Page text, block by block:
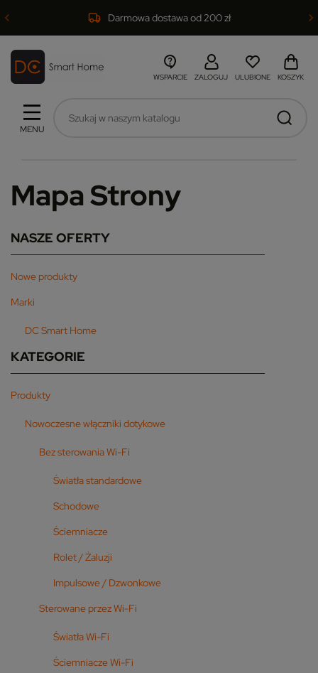
Darmowa dostawa od 200 zł
MENU
WSPARCIE ZALOGUJ ULUBIONE KOSZYK
Mapa Strony
NASZE OFERTY
Nowe produkty
Marki
DC Smart Home
KATEGORIE
Produkty
Nowoczesne włączniki dotykowe
Bez sterowania Wi-Fi
Światła standardowe
Schodowe
Ściemniacze
Rolet / Żaluzji
Impulsowe / Dzwonkowe
Sterowane przez Wi-Fi
Światła Wi-Fi
Ściemniacze Wi-Fi